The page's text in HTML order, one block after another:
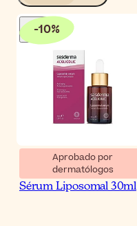
-10%
Aprobado por
dermatólogos
Sesderma Acglicolic
Sérum Liposomal 30ml